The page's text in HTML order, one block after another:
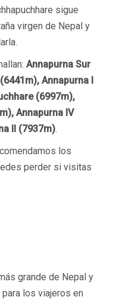
sigue
virgen de Nepal y
Annapurna Sur
Annapurna I
(6997m),
Annapurna IV
II (7937m).
los
perder si visitas
grande de Nepal y
los viajeros en